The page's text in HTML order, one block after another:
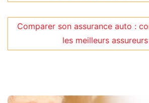
Comparer son assurance auto :
les meilleurs